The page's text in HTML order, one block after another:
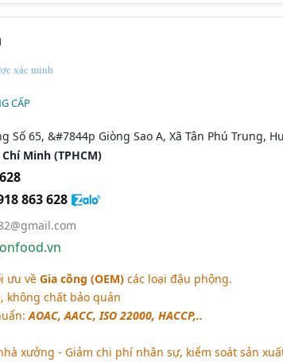
xác minh
CẤP
Số 65, &#7844p Giòng Sao A, Xã Tân Phú Trung,
Chí Minh (TPHCM)
863 628
ưu về Gia công (OEM)các loại đậu phộng.
không chất bảo quản
AOAC, AACC, ISO 22000, HACCP,..
xưởng - Giảm chi phí nhân sự, kiểm soát sản